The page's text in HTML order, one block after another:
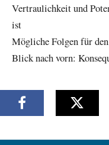
Vertraulichkeit und
ist
Mögliche Folgen für
Blick nach vorn: